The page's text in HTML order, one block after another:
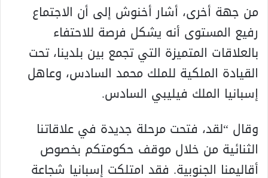
من جهة أخرى، أشار أخنوش إلى أن الاجتماع
رفيع المستوى أنه يشكل فرصة للاحتفاء
بالعلاقات المتميزة التي تجمع بين بلدينا، تحت
القيادة الملكية للملك محمد السادس، وعاهل
إسبانيا الملك فيليبي السادس.
وقال “لقد، فتحت مرحلة جديدة في علاقاتنا
الثنائية من خلال موقف حكومتكم بخصوص
أقاليمنا الجنوبية. فقد امتلكت إسبانيا شجاعة